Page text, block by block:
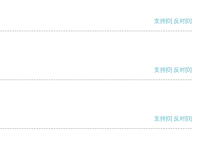
支持[0] 反对[0]
支持[0] 反对[0]
支持[0] 反对[0]